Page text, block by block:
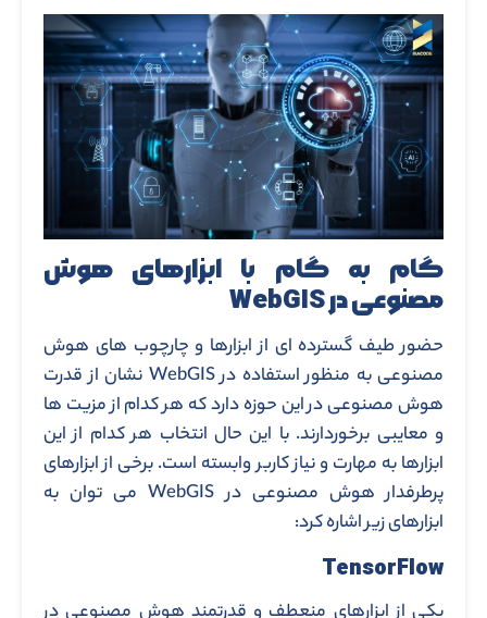
گام به گام با ابزارهای هوش
مصنوعی در WebGIS
حضور طیف گسترده ای از ابزارها و چارچوب های هوش
مصنوعی به منظور استفاده در WebGIS نشان از قدرت
هوش مصنوعی در این حوزه دارد که هر کدام از مزیت ها
و معایبی برخوردارند. با این حال انتخاب هر کدام از این
ابزارها به مهارت و نیاز کاربر وابسته است. برخی از ابزارهای
پرطرفدار هوش مصنوعی در WebGIS می توان به
ابزارهای زیر اشاره کرد:
TensorFlow